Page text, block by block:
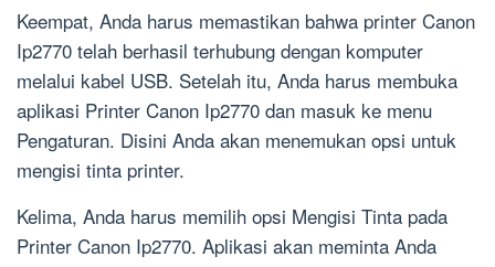
Keempat, Anda harus memastikan bahwa printer Canon
Ip2770 telah berhasil terhubung dengan komputer
melalui kabel USB. Setelah itu, Anda harus membuka
aplikasi Printer Canon Ip2770 dan masuk ke menu
Pengaturan. Disini Anda akan menemukan opsi untuk
mengisi tinta printer.
Kelima, Anda harus memilih opsi Mengisi Tinta pada
Printer Canon Ip2770. Aplikasi akan meminta Anda